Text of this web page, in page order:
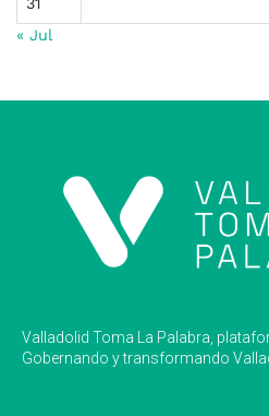
31
« Jul
Valladolid Toma La Palabra,
Gobernando y transformando